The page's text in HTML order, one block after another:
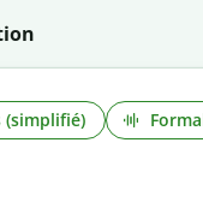
(simplifié)